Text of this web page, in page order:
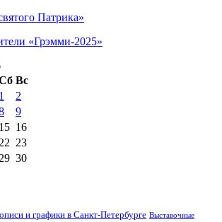
Патрика»
«Грэмми-2025»
Вс
1
2
9
15 16
22 23
29 30
и графики в Санкт-Петербурге Выставочные